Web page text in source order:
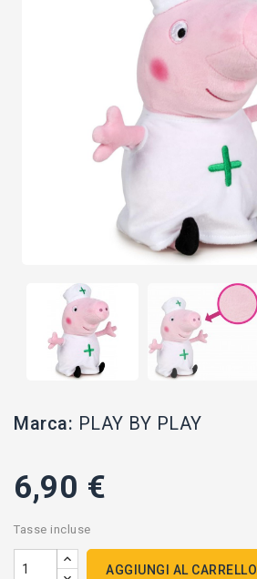
Marca: PLAY BY PLAY
6,90 €
Tasse incluse
AGGIUNGI AL CARRELLO